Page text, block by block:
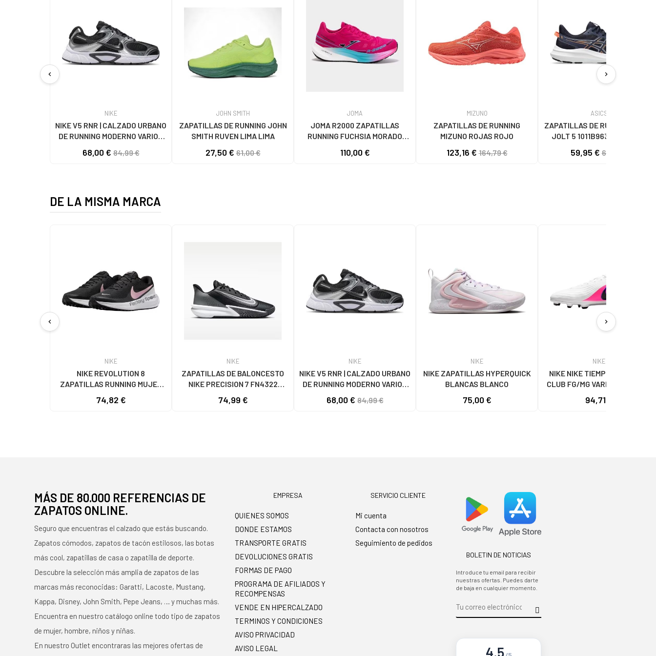
chevron_left
NIKE
NIKE V5 RNR | CALZADO URBANO
DE RUNNING MODERNO VARIOS
68,00 €84,99 €
JOHN SMITH
ZAPATILLAS DE RUNNING JOHN
SMITH RUVEN LIMA LIMA
27,50 €61,00 €
JOMA
JOMA R2000 ZAPATILLAS
RUNNING FUCHSIA MORADO
110,00 €
MIZUNO
ZAPATILLAS DE RUNNING
MIZUNO ROJAS ROJO
123,16 €164,79 €
ASICS
ZAPATILLAS DE RUNNING ASICS
JOLT 5 1011B963-402 AZUL
59,95 €68,56 €
chevron_right
DE LA MISMA MARCA
chevron_left
NIKE
NIKE REVOLUTION 8
ZAPATILLAS RUNNING MUJER
74,82 €
NIKE
ZAPATILLAS DE BALONCESTO
NIKE PRECISION 7 FN4322
74,99 €
NIKE
NIKE V5 RNR | CALZADO URBANO
DE RUNNING MODERNO VARIOS
68,00 €84,99 €
NIKE
NIKE ZAPATILLAS HYPERQUICK
BLANCAS BLANCO
75,00 €
NIKE
NIKE NIKE TIEMPO LEGEND 10
CLUB FG/MG VARIOS COLORES
94,71 €
chevron_right
MÁS DE 80.000 REFERENCIAS DE
ZAPATOS ONLINE.
Seguro que encuentras el calzado que estás buscando.
Zapatos cómodos, zapatos de tacón estilosos, las botas
más cool, zapatillas de casa o zapatilla de deporte.
Descubre la selección más amplia de zapatos de las
marcas más reconocidas: Garatti, Lacoste, Mustang,
Kappa, Disney, John Smith, Pepe Jeans, … y muchas más.
Encuentra en nuestro catálogo online todo tipo de zapatos
de mujer, hombre, niños y niñas.
En nuestro Outlet encontraras las mejores ofertas de
EMPRESA
QUIENES SOMOS
DONDE ESTAMOS
TRANSPORTE GRATIS
DEVOLUCIONES GRATIS
FORMAS DE PAGO
PROGRAMA DE AFILIADOS Y
RECOMPENSAS
VENDE EN HIPERCALZADO
TERMINOS Y CONDICIONES
AVISO PRIVACIDAD
AVISO LEGAL
SERVICIO CLIENTE
Mi cuenta
Contacta con nosotros
Seguimiento de pedidos
BOLETIN DE NOTICIAS
Introduce tu email para recibir
nuestras ofertas. Puedes darte
de baja en cualquier momento.
4.5